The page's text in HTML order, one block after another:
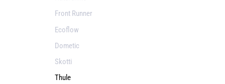
Front Runner
Ecoflow
Dometic
Skotti
Thule